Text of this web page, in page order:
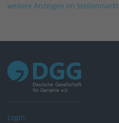
weitere Anzeigen im Stellenmarkt
Login